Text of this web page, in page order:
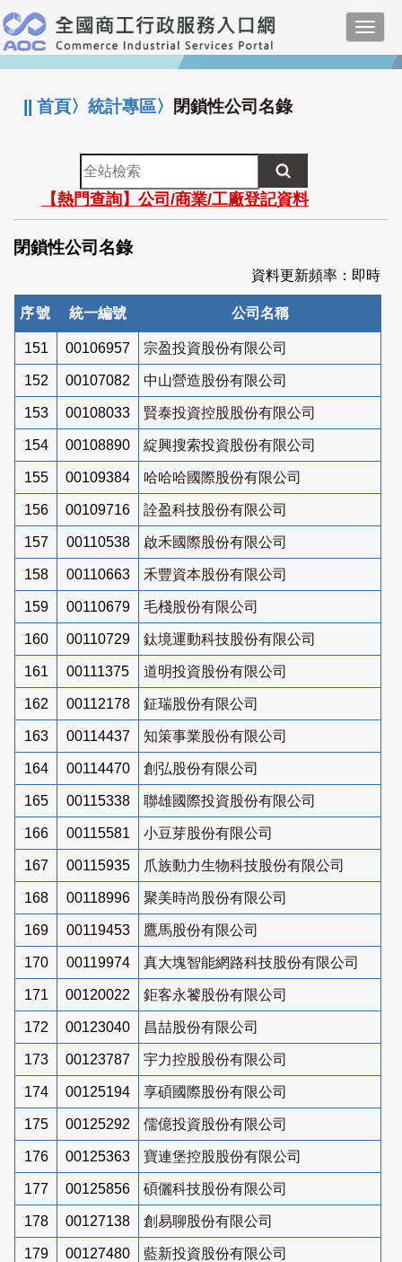
跳
到
主
要
:::
||首頁〉統計專區〉 閉鎖性公司名錄
全
站
檢
索
【熱門查詢】公司/商業/工廠登記資料
閉鎖性公司名錄
資料更新頻率：即時
序號 統一編號 公司名稱
151 00106957 宗盈投資股份有限公司
152 00107082 中山營造股份有限公司
153 00108033 賢泰投資控股股份有限公司
154 00108890 綻興搜索投資股份有限公司
155 00109384 哈哈哈國際股份有限公司
156 00109716 詮盈科技股份有限公司
157 00110538 啟禾國際股份有限公司
158 00110663 禾豐資本股份有限公司
159 00110679 毛棧股份有限公司
160 00110729 鈦境運動科技股份有限公司
161 00111375 道明投資股份有限公司
162 00112178 鉦瑞股份有限公司
163 00114437 知策事業股份有限公司
164 00114470 創弘股份有限公司
165 00115338 聯雄國際投資股份有限公司
166 00115581 小豆芽股份有限公司
167 00115935 爪族動力生物科技股份有限公司
168 00118996 聚美時尚股份有限公司
169 00119453 鷹馬股份有限公司
170 00119974 真大塊智能網路科技股份有限公司
171 00120022 鉅客永饕股份有限公司
172 00123040 昌喆股份有限公司
173 00123787 宇力控股股份有限公司
174 00125194 享碩國際股份有限公司
175 00125292 儒億投資股份有限公司
176 00125363 寶連堡控股股份有限公司
177 00125856 碩儷科技股份有限公司
178 00127138 創易聊股份有限公司
179 00127480 藍新投資股份有限公司